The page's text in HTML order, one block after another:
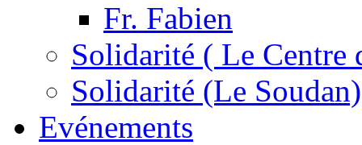
Fr. Fabien
Solidarité ( Le Centre
Solidarité (Le Soudan)
Evénements